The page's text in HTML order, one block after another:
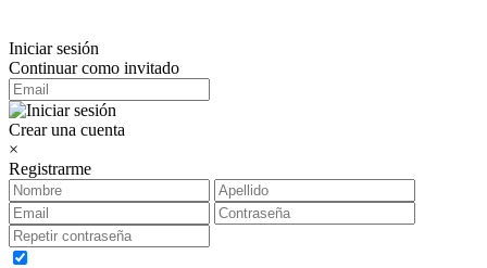
Iniciar sesión
Continuar como invitado
Crear una cuenta
×
Registrarme